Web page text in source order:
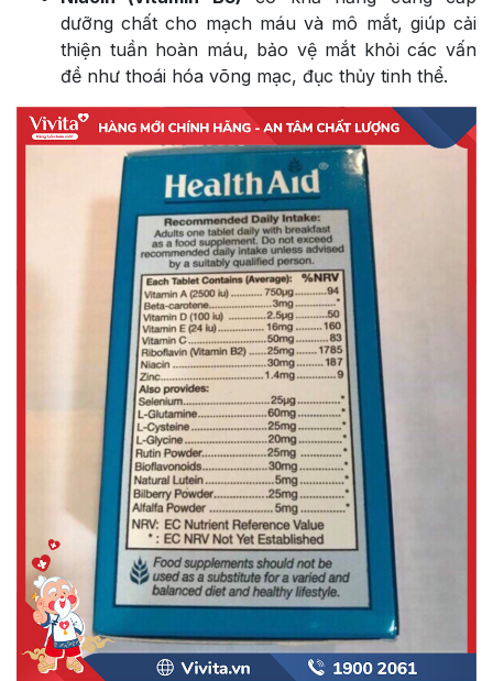
dưỡng chất cho mạch máu và mô mắt, giúp cải
thiện tuần hoàn máu, bảo vệ mắt khỏi các vấn
đề như thoái hóa võng mạc, đục thủy tinh thể.